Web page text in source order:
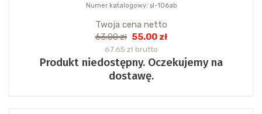
Numer katalogowy: sl-106ab
Twoja cena netto
63.00 zł 55.00 zł
67.65 zł brutto
Produkt niedostępny. Oczekujemy na
dostawę.